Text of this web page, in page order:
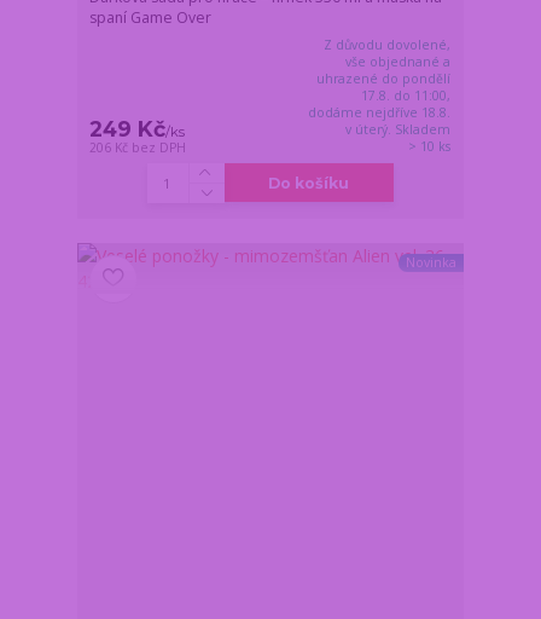
spaní Game Over
249 Kč/ks
206 Kč bez DPH
Z důvodu dovolené,
vše objednané a
uhrazené do pondělí
17.8. do 11:00,
dodáme nejdříve 18.8.
v úterý. Skladem
> 10 ks
Do košíku
Novinka